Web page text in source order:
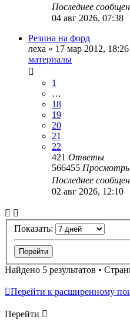
Последнее
04 авг 2026, 07:38
Резина на форд
леха » 17 мар 2012,
материалы
1
…
18
19
20
21
22
421 Ответы
566455
Последнее
02 авг 2026, 12:10
Показать:
Найдено 5 результатов •
Перейти к расширенному
Перейти